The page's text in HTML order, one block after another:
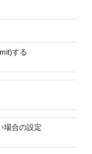
する
場合の設定